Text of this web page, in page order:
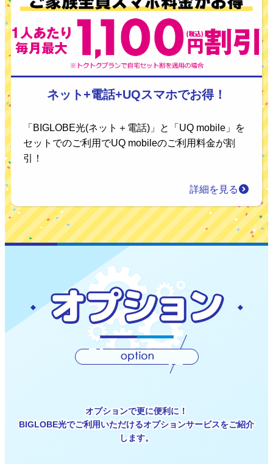
ネット+電話+UQスマホでお得！
「BIGLOBE光(ネット＋電話)」と「UQ mobile」を
セットでのご利用でUQ mobileのご利用料金が割
引！
詳細を見る
オプションで更に便利に！
BIGLOBE光でご利用いただけるオプションサービスをご紹介
します。